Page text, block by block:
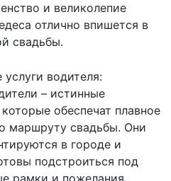
и великолепие
отлично впишется в
свадьбы.
водителя:
– истинные
обеспечат плавное
маршруту свадьбы. Они
в городе и
подстроиться под